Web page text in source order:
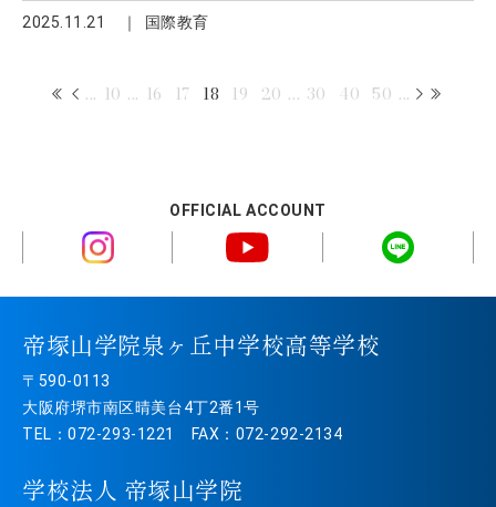
2025.11.21 国際教育
... 10 ... 16 17 18 19 20 ... 30 40 50 ...
OFFICIAL ACCOUNT
帝塚山学院泉ヶ丘中学校高等学校
〒590-0113
大阪府堺市南区晴美台4丁2番1号
TEL：072-293-1221 FAX：072-292-2134
学校法人 帝塚山学院